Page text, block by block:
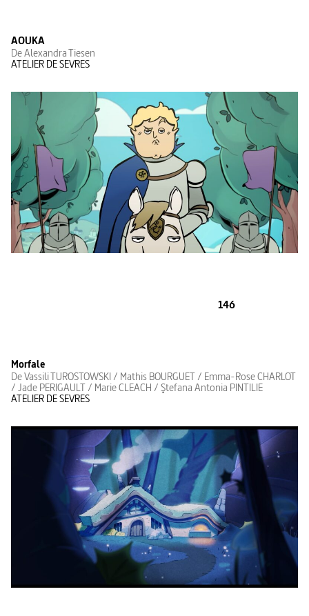
AOUKA
De Alexandra Tiesen
ATELIER DE SEVRES
146
Morfale
De Vassili TUROSTOWSKI / Mathis BOURGUET / Emma-Rose CHARLOT
/ Jade PERIGAULT / Marie CLEACH / Ştefana Antonia PINTILIE
ATELIER DE SEVRES